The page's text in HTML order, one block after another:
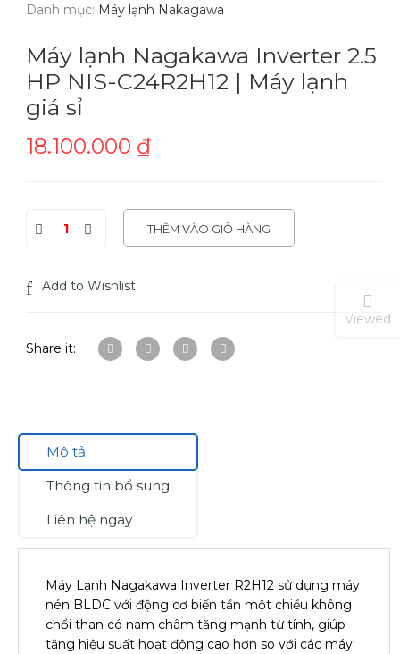
Danh mục: Máy lạnh Nakagawa
Máy lạnh Nagakawa Inverter 2.5
HP NIS-C24R2H12 | Máy lạnh
giá sỉ
18.100.000 ₫
THÊM VÀO GIỎ HÀNG
Add to Wishlist
Share it:
Mô tả
Thông tin bổ sung
Liên hệ ngay
Máy Lạnh Nagakawa Inverter R2H12 sử dụng máy
nén BLDC với động cơ biến tần một chiều không
chổi than có nam châm tăng mạnh từ tính, giúp
tăng hiệu suất hoạt động cao hơn so với các máy
Viewed